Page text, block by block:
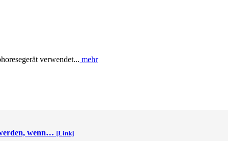
verwendet... mehr
wenn… [Link]